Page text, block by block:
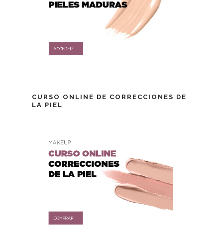
CURSO ONLINE DE CORRECCIONES DE
LA PIEL